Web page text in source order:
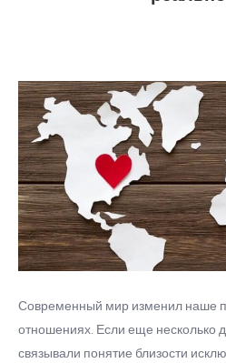
Современный мир изменил наше
отношениях. Если еще несколько
связывали понятие близости